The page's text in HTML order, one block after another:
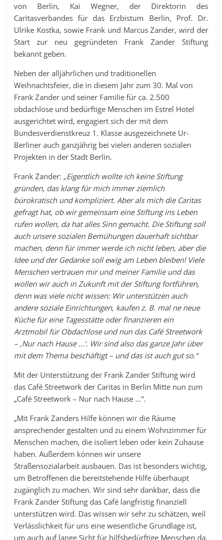
von Berlin, Kai Wegner, der Direktorin des
Caritasverbandes für das Erzbistum Berlin, Prof. Dr.
Ulrike Kostka, sowie Frank und Marcus Zander, wird der
Start zur neu gegründeten Frank Zander Stiftung
bekannt geben.
Neben der alljährlichen und traditionellen
Weihnachtsfeier, die in diesem Jahr zum 30. Mal von
Frank Zander und seiner Familie für ca. 2.500
obdachlose und bedürftige Menschen im Estrel Hotel
ausgerichtet wird, engagiert sich der mit dem
Bundesverdienstkreuz 1. Klasse ausgezeichnete Ur-
Berliner auch ganzjährig bei vielen anderen sozialen
Projekten in der Stadt Berlin.
Frank Zander: „Eigentlich wollte ich keine Stiftung
gründen, das klang für mich immer ziemlich
bürokratisch und kompliziert. Aber als mich die Caritas
gefragt hat, ob wir gemeinsam eine Stiftung ins Leben
rufen wollen, da hat alles Sinn gemacht. Die Stiftung soll
auch unsere sozialen Bemühungen dauerhaft sichtbar
machen, denn für immer werde ich nicht leben, aber die
Idee und der Gedanke soll ewig am Leben bleiben! Viele
Menschen vertrauen mir und meiner Familie und das
wollen wir auch in Zukunft mit der Stiftung fortführen,
denn was viele nicht wissen: Wir unterstützen auch
andere soziale Einrichtungen, kaufen z. B. mal ne neue
Küche für eine Tagesstätte oder finanzieren ein
Arztmobil für Obdachlose und nun das Café Streetwork
– ‚Nur nach Hause …‘. Wir sind also das ganze Jahr über
mit dem Thema beschäftigt – und das ist auch gut so.“
Mit der Unterstützung der Frank Zander Stiftung wird
das Café Streetwork der Caritas in Berlin Mitte nun zum
„Café Streetwork – Nur nach Hause …“.
„Mit Frank Zanders Hilfe können wir die Räume
ansprechender gestalten und zu einem Wohnzimmer für
Menschen machen, die isoliert leben oder kein Zuhause
haben. Außerdem können wir unsere
Straßensozialarbeit ausbauen. Das ist besonders wichtig,
um Betroffenen die bereitstehende Hilfe überhaupt
zugänglich zu machen. Wir sind sehr dankbar, dass die
Frank Zander Stiftung das Café langfristig finanziell
unterstützen wird. Das wissen wir sehr zu schätzen, weil
Verlässlichkeit für uns eine wesentliche Grundlage ist,
um auch auf lange Sicht für hilfsbedürftige Menschen da